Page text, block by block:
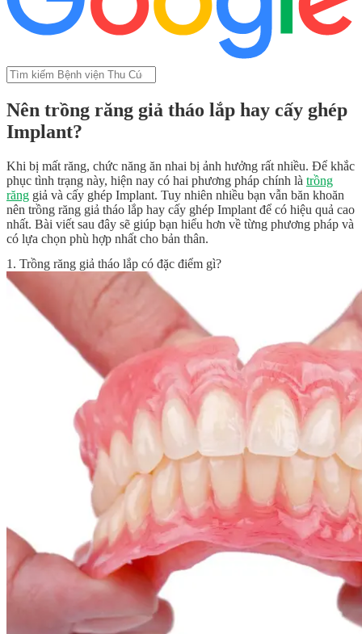
Nên trồng răng giả tháo lắp hay cấy ghép
Implant?
Khi bị mất răng, chức năng ăn nhai bị ảnh hưởng rất nhiều. Để khắc
phục tình trạng này, hiện nay có hai phương pháp chính là trồng
răng giả và cấy ghép Implant. Tuy nhiên nhiều bạn vẫn băn khoăn
nên trồng răng giả tháo lắp hay cấy ghép Implant để có hiệu quả cao
nhất. Bài viết sau đây sẽ giúp bạn hiểu hơn về từng phương pháp và
có lựa chọn phù hợp nhất cho bản thân.
1. Trồng răng giả tháo lắp có đặc điểm gì?